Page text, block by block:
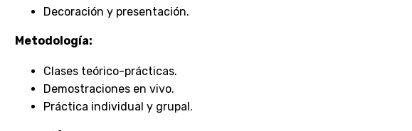
Decoración y presentación.
Metodología:
Clases teórico-prácticas.
Demostraciones en vivo.
Práctica individual y grupal.